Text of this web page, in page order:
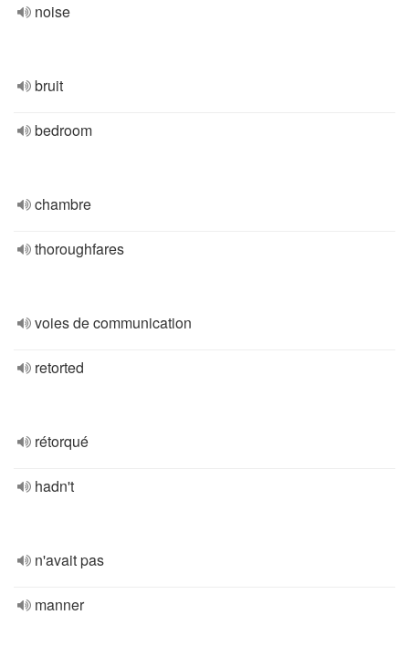
noise
bruit
bedroom
chambre
thoroughfares
voies de communication
retorted
rétorqué
hadn't
n'avait pas
manner